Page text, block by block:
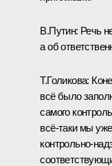
В.Путин: Речь
а об
Т.Голикова:
всё было
самого
всё‑таки мы
контрольно-